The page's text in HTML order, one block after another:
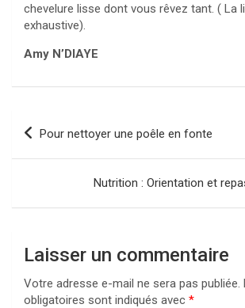
chevelure lisse dont vous rêvez tant. ( La
exhaustive).
Amy N’DIAYE
Navigation
Pour nettoyer une poêle en fonte
Nutrition : Orientation et
Laisser un commentaire
Votre adresse e-mail ne sera pas publiée.
obligatoires sont indiqués avec *